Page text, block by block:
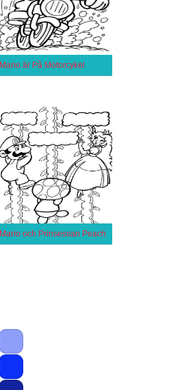
Mario är På Motorcykel
Mario och Prinsessan Peach